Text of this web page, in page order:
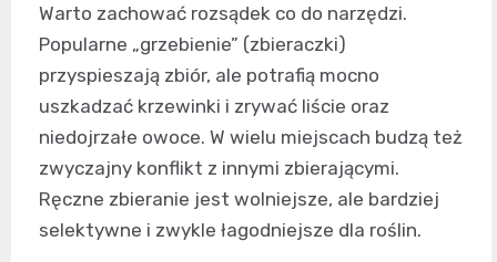
Warto zachować rozsądek co do narzędzi.
Popularne „grzebienie” (zbieraczki)
przyspieszają zbiór, ale potrafią mocno
uszkadzać krzewinki i zrywać liście oraz
niedojrzałe owoce. W wielu miejscach budzą też
zwyczajny konflikt z innymi zbierającymi.
Ręczne zbieranie jest wolniejsze, ale bardziej
selektywne i zwykle łagodniejsze dla roślin.